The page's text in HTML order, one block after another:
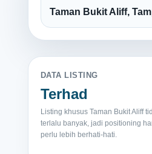
Taman Bukit Aliff,
DATA LISTING
Terhad
Listing khusus Taman Bukit Aliff
terlalu banyak, jadi positioning
perlu lebih berhati-hati.